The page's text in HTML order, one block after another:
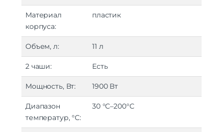
Материал
корпуса:
пластик
Объем, л: 11 л
2 чаши: Есть
Мощность, Вт: 1900 Вт
Диапазон
температур, °С:
30 °С–200°С